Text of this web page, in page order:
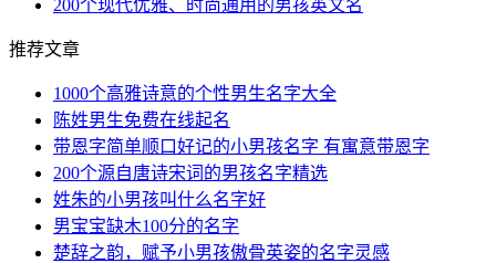
200个现代优雅、时尚通用的男孩英文名
推荐文章
1000个高雅诗意的个性男生名字大全
陈姓男生免费在线起名
带恩字简单顺口好记的小男孩名字 有寓意带恩字
200个源自唐诗宋词的男孩名字精选
姓朱的小男孩叫什么名字好
男宝宝缺木100分的名字
楚辞之韵，赋予小男孩傲骨英姿的名字灵感